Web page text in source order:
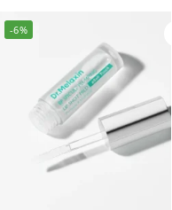
-6%